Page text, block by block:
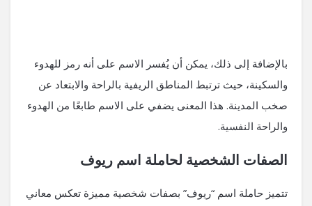
بالإضافة إلى ذلك، يمكن أن يُفسر الاسم على أنه رمز للهدوء
والسكينة، حيث ترتبط المناطق الريفية بالراحة والابتعاد عن
صخب المدينة. هذا المعنى يضفي على الاسم طابعًا من الهدوء
والراحة النفسية.
الصفات الشخصية لحاملة اسم ريوف
تتميز حاملة اسم “ريوف” بصفات شخصية مميزة تعكس معاني